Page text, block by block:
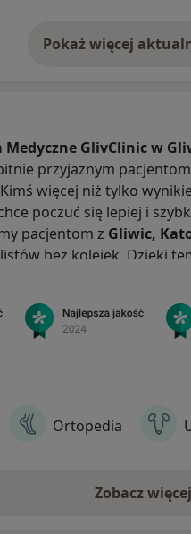
Twojego żołądka i jelit
Tylko teraz do pakietu
na polipektomię oraz
Jeśli w trakcie badania
usuniemy je od razu –
kontaktu. Twoje zdrowie
Medyczne GlivClinic w
przyjaznym
więcej niż tylko
poczuć się lepiej i
pacjentom z Gliwic,
bez kolejek. Dzięki
przez pełną
której będziesz długo
zapobiegać, niż
Ortopedia
Zobacz więcej